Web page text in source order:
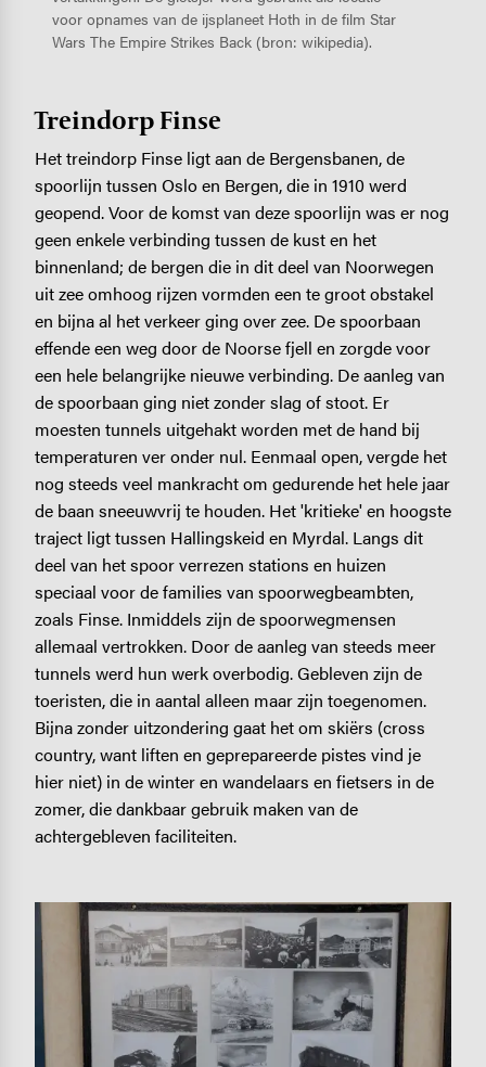
voor opnames van de ijsplaneet Hoth in de film Star
Wars The Empire Strikes Back (bron: wikipedia).
Treindorp Finse
Het treindorp Finse ligt aan de Bergensbanen, de
spoorlijn tussen Oslo en Bergen, die in 1910 werd
geopend. Voor de komst van deze spoorlijn was er nog
geen enkele verbinding tussen de kust en het
binnenland; de bergen die in dit deel van Noorwegen
uit zee omhoog rijzen vormden een te groot obstakel
en bijna al het verkeer ging over zee. De spoorbaan
effende een weg door de Noorse fjell en zorgde voor
een hele belangrijke nieuwe verbinding. De aanleg van
de spoorbaan ging niet zonder slag of stoot. Er
moesten tunnels uitgehakt worden met de hand bij
temperaturen ver onder nul. Eenmaal open, vergde het
nog steeds veel mankracht om gedurende het hele jaar
de baan sneeuwvrij te houden. Het 'kritieke' en hoogste
traject ligt tussen Hallingskeid en Myrdal. Langs dit
deel van het spoor verrezen stations en huizen
speciaal voor de families van spoorwegbeambten,
zoals Finse. Inmiddels zijn de spoorwegmensen
allemaal vertrokken. Door de aanleg van steeds meer
tunnels werd hun werk overbodig. Gebleven zijn de
toeristen, die in aantal alleen maar zijn toegenomen.
Bijna zonder uitzondering gaat het om skiërs (cross
country, want liften en geprepareerde pistes vind je
hier niet) in de winter en wandelaars en fietsers in de
zomer, die dankbaar gebruik maken van de
achtergebleven faciliteiten.
Image